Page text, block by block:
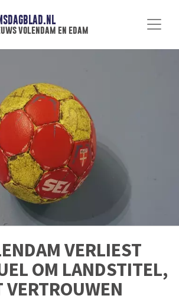
volendam en edam
VERLIEST
OM LANDSTITEL,
VERTROUWEN